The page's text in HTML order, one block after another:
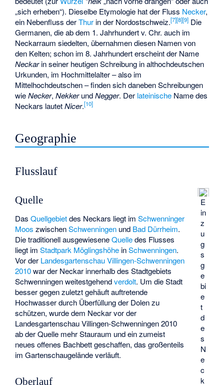
„sich erheben“). Dieselbe Etymologie hat der Fluss Necker,
ein Nebenfluss derThur in der Nordostschweiz.[7][8][9] Die
Germanen, die ab dem 1. Jahrhundert v. Chr. auch im
Neckarraum siedelten, übernahmen diesen Namen von
den Kelten; schon im 8. Jahrhundert erscheint der Name
Neckarin seiner heutigen Schreibung in althochdeutschen
Urkunden, im Hochmittelalter – also im
Mittelhochdeutschen – finden sich daneben Schreibungen
wieNecker,NekkerundNegger. Der lateinische Name des
Neckars lautetNicer.[10]
Geographie
Flusslauf
E
in
z
u
g
s
g
e
bi
e
t
d
e
s
N
e
c
k
Quelle
DasQuellgebietdes Neckars liegt imSchwenninger
Moos zwischenSchwenningen und Bad Dürrheim.
Die traditionell ausgewieseneQuelledes Flusses
liegt imStadtpark Möglingshöhe inSchwenningen.
Vor der Landesgartenschau Villingen-Schwenningen
2010war der Neckar innerhalb des Stadtgebiets
Schwenningen weitestgehendverdolt. Um die Stadt
besser gegen zuletzt gehäuft auftretende
Hochwasser durch Überfüllung der Dolen zu
schützen, wurde dem Neckar vor der
Landesgartenschau Villingen-Schwenningen 2010
ab der Quelle mehr Stauraum und ein zumeist
neues offenes Bachbett geschaffen, das großenteils
im Gartenschaugelände verläuft.
Oberlauf